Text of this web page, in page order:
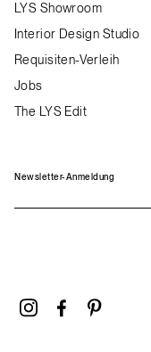
LYS Showroom
Interior Design Studio
Requisiten-Verleih
Jobs
The LYS Edit
Newsletter-Anmeldung